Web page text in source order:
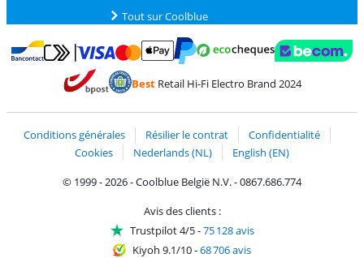
Tout sur Coolblue
Payer avec Bancontact
Payer avec MasterCard et Visa via ClickToPay
BestRetail Hi-Fi Electro Brand 2024
Conditions générales Résilier le contrat
Confidentialité
Cookies
Nederlands (NL)
English (EN)
© 1999 - 2026 - Coolblue België N.V. - 0867.686.774
Avis des clients :
Trustpilot 4/5-75 128 avis
Kiyoh 9.1/10-68 706 avis